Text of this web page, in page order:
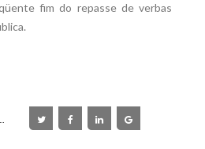
fim do repasse de verbas